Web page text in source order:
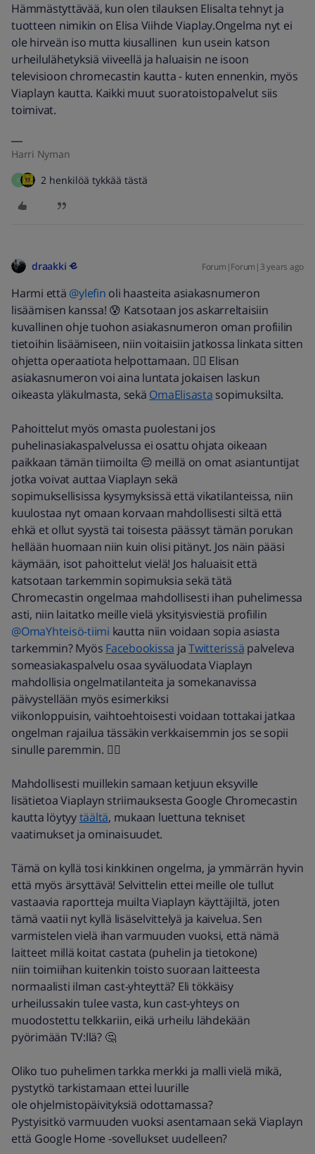
Hämmästyttävää, kun olen tilauksen Elisalta tehnyt ja
tuotteen nimikin on Elisa Viihde Viaplay.Ongelma nyt ei
ole hirveän iso mutta kiusallinen kun usein katson
urheilulähetyksiä viiveellä ja haluaisin ne isoon
televisioon chromecastin kautta - kuten ennenkin, myös
Viaplayn kautta. Kaikki muut suoratoistopalvelut siis
toimivat.
Harri Nyman
P 2 henkilöä tykkää tästä
draakki Forum|Forum|3 years ago
Harmi että @ylefin oli haasteita asiakasnumeron
lisäämisen kanssa! 😰 Katsotaan jos askarreltaisiin
kuvallinen ohje tuohon asiakasnumeron oman profiilin
tietoihin lisäämiseen, niin voitaisiin jatkossa linkata sitten
ohjetta operaatiota helpottamaan. 👍🏼 Elisan
asiakasnumeron voi aina luntata jokaisen laskun
oikeasta yläkulmasta, sekä OmaElisasta sopimuksilta.
Pahoittelut myös omasta puolestani jos
puhelinasiakaspalvelussa ei osattu ohjata oikeaan
paikkaan tämän tiimoilta 😔 meillä on omat asiantuntijat
jotka voivat auttaa Viaplayn sekä
sopimuksellisissa kysymyksissä että vikatilanteissa, niin
kuulostaa nyt omaan korvaan mahdollisesti siltä että
ehkä et ollut syystä tai toisesta päässyt tämän porukan
hellään huomaan niin kuin olisi pitänyt. Jos näin pääsi
käymään, isot pahoittelut vielä! Jos haluaisit että
katsotaan tarkemmin sopimuksia sekä tätä
Chromecastin ongelmaa mahdollisesti ihan puhelimessa
asti, niin laitatko meille vielä yksityisviestiä profiilin
@OmaYhteisö-tiimi kautta niin voidaan sopia asiasta
tarkemmin? Myös Facebookissa jaTwitterissä palveleva
someasiakaspalvelu osaa syväluodata Viaplayn
mahdollisia ongelmatilanteita ja somekanavissa
päivystellään myös esimerkiksi
viikonloppuisin, vaihtoehtoisesti voidaan tottakai jatkaa
ongelman rajailua tässäkin verkkaisemmin jos se sopii
sinulle paremmin. 👍🏼
Mahdollisesti muillekin samaan ketjuun eksyville
lisätietoa Viaplayn striimauksesta Google Chromecastin
kautta löytyytäältä, mukaan luettuna tekniset
vaatimukset ja ominaisuudet.
Tämä on kyllä tosi kinkkinen ongelma, ja ymmärrän hyvin
että myös ärsyttävä! Selvittelin ettei meille ole tullut
vastaavia raportteja muilta Viaplayn käyttäjiltä, joten
tämä vaatii nyt kyllä lisäselvittelyä ja kaivelua. Sen
varmistelen vielä ihan varmuuden vuoksi, että nämä
laitteet millä koitat castata (puhelin ja tietokone)
niin toimiihan kuitenkin toisto suoraan laitteesta
normaalisti ilman cast-yhteyttä? Eli tökkäisy
urheilussakin tulee vasta, kun cast-yhteys on
muodostettu telkkariin, eikä urheilu lähdekään
pyörimään TV:llä? 🤔
Oliko tuo puhelimen tarkka merkki ja malli vielä mikä,
pystytkö tarkistamaan ettei luurille
ole ohjelmistopäivityksiä odottamassa?
Pystyisitkö varmuuden vuoksi asentamaan sekä Viaplayn
että Google Home -sovellukset uudelleen?